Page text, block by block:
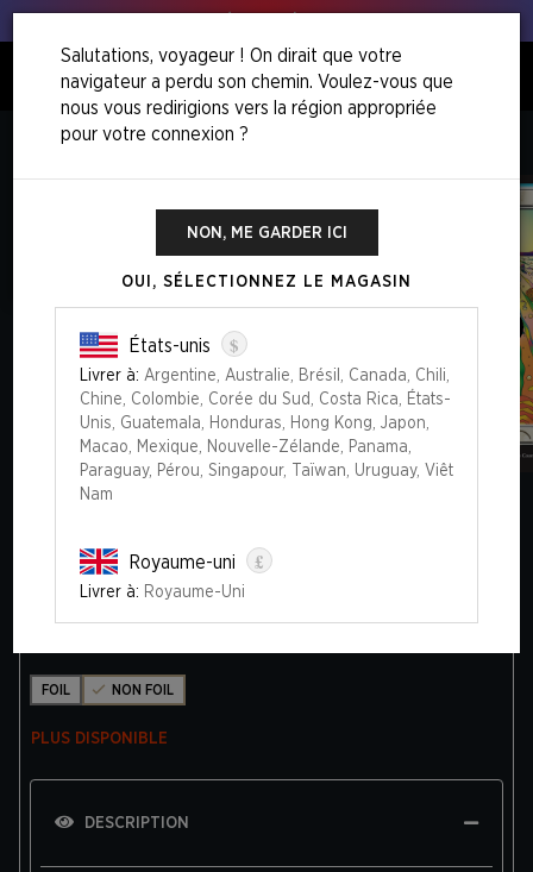
0
Accueil Chaos Vault The Strange Sands: Plains
THE STRANGE SANDS: PLAINS
FOIL NON FOIL
PLUS DISPONIBLE
DESCRIPTION
Salutations, voyageur ! On dirait que votre
navigateur a perdu son chemin. Voulez-vous que
nous vous redirigions vers la région appropriée
pour votre connexion ?
NON, ME GARDER ICI
OUI, SÉLECTIONNEZ LE MAGASIN
États-unis $
Livrer à: Argentine, Australie, Brésil, Canada, Chili,
Chine, Colombie, Corée du Sud, Costa Rica, États-
Unis, Guatemala, Honduras, Hong Kong, Japon,
Macao, Mexique, Nouvelle-Zélande, Panama,
Paraguay, Pérou, Singapour, Taïwan, Uruguay, Viêt
Nam
Royaume-uni £
Livrer à: Royaume-Uni